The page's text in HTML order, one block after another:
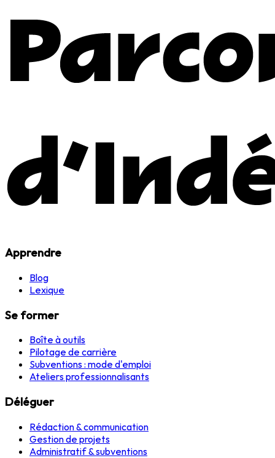
Apprendre
Blog
Lexique
Se former
Boîte à outils
Pilotage de carrière
Subventions : mode d'emploi
Ateliers professionnalisants
Déléguer
Rédaction & communication
Gestion de projets
Administratif & subventions